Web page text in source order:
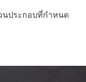
นประกอบที่กำหนด